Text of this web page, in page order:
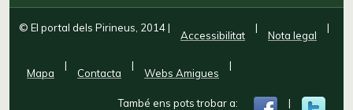
© El portal dels Pirineus, 2014|
Accessibilitat
|
Nota legal
|
Mapa
|
Contacta
|
Webs Amigues
|
També ens pots trobar a: |